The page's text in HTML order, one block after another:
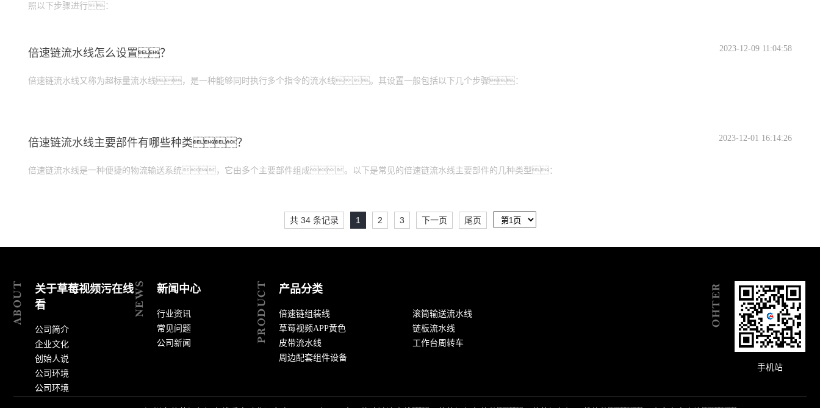
照以下步骤进行：
倍速链流水线怎么设置？ 2023-12-09 11:04:58
倍速链流水线又称为超标量流水线，是一种能够同时执行多个指令的流水线。其设置一般包括以下几个步骤：
倍速链流水线主要部件有哪些种类？ 2023-12-01 16:14:26
倍速链流水线是一种便捷的物流输送系统，它由多个主要部件组成。以下是常见的倍速链流水线主要部件的几种类型：
共 34 条记录 1 2 3 下一页 尾页
关于草莓视频污在线
看
公司简介
企业文化
创始人说
公司环境
公司环境
新闻中心
行业资讯
常见问题
公司新闻
产品分类
倍速链组装线
滚筒输送流水线
草莓视频APP黄色
链板流水线
皮带流水线
工作台周转车
周边配套组件设备
手机站